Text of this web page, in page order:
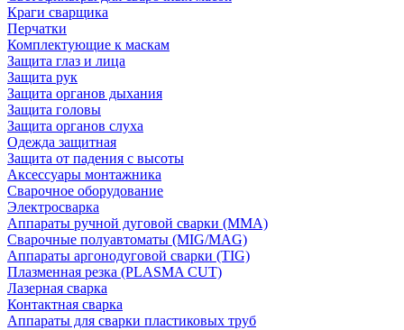
Краги сварщика
Перчатки
Комплектующие к маскам
Защита глаз и лица
Защита рук
Защита органов дыхания
Защита головы
Защита органов слуха
Одежда защитная
Защита от падения с высоты
Аксессуары монтажника
Сварочное оборудование
Электросварка
Аппараты ручной дуговой сварки (MMA)
Сварочные полуавтоматы (MIG/MAG)
Аппараты аргонодуговой сварки (TIG)
Плазменная резка (PLASMA CUT)
Лазерная сварка
Контактная сварка
Аппараты для сварки пластиковых труб